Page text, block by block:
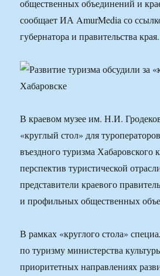
общественных объединений и
сообщает ИА AmurMedia со
губернатора и правительства края.
В краевом музее им. Н.И.
«круглый стол» для
въездного туризма Хабаровского
перспектив туристической
представители краевого
и профильных общественных
В рамках «круглого стола»
по туризму министерства
приоритетных направлениях